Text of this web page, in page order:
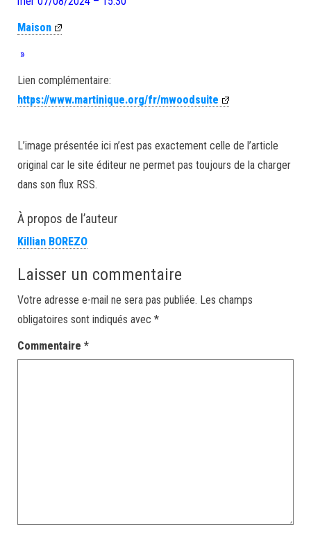
Maison
»
Lien complémentaire:
https://www.martinique.org/fr/mwoodsuite
L’image présentée ici n’est pas exactement celle de l’article
original car le site éditeur ne permet pas toujours de la charger
dans son flux RSS.
À propos de l’auteur
Killian BOREZO
Laisser un commentaire
Votre adresse e-mail ne sera pas publiée. Les champs
obligatoires sont indiqués avec *
Commentaire *